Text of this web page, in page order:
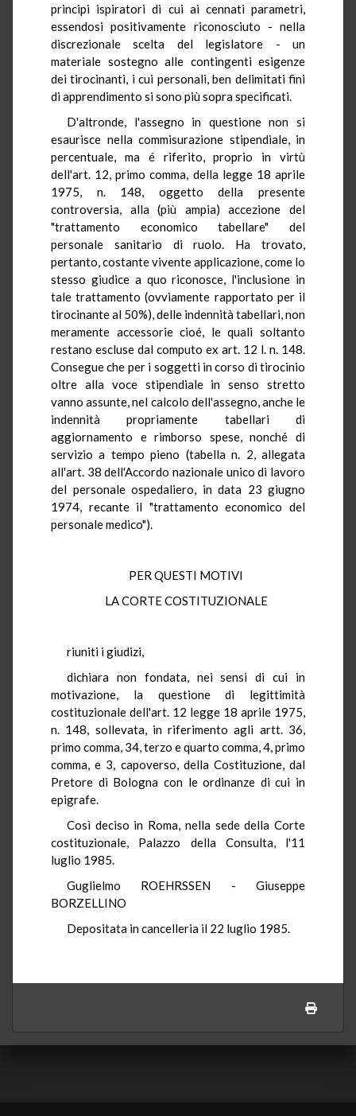
principi ispiratori di cui ai cennati parametri,
essendosi positivamente riconosciuto - nella
discrezionale scelta del legislatore - un
materiale sostegno alle contingenti esigenze
dei tirocinanti, i cui personali, ben delimitati fini
di apprendimento si sono più sopra specificati.
D'altronde, l'assegno in questione non si
esaurisce nella commisurazione stipendiale, in
percentuale, ma é riferito, proprio in virtù
dell'art. 12, primo comma, della legge 18 aprile
1975, n. 148, oggetto della presente
controversia, alla (più ampia) accezione del
"trattamento economico tabellare" del
personale sanitario di ruolo. Ha trovato,
pertanto, costante vivente applicazione, come lo
stesso giudice a quo riconosce, l'inclusione in
tale trattamento (ovviamente rapportato per il
tirocinante al 50%), delle indennità tabellari, non
meramente accessorie cioé, le quali soltanto
restano escluse dal computo ex art. 12 l. n. 148.
Consegue che per i soggetti in corso di tirocinio
oltre alla voce stipendiale in senso stretto
vanno assunte, nel calcolo dell'assegno, anche le
indennità propriamente tabellari di
aggiornamento e rimborso spese, nonché di
servizio a tempo pieno (tabella n. 2, allegata
all'art. 38 dell'Accordo nazionale unico di lavoro
del personale ospedaliero, in data 23 giugno
1974, recante il "trattamento economico del
personale medico").
PER QUESTI MOTIVI
LA CORTE COSTITUZIONALE
riuniti i giudizi,
dichiara non fondata, nei sensi di cui in
motivazione, la questione di legittimità
costituzionale dell'art. 12 legge 18 aprile 1975,
n. 148, sollevata, in riferimento agli artt. 36,
primo comma, 34, terzo e quarto comma, 4, primo
comma, e 3, capoverso, della Costituzione, dal
Pretore di Bologna con le ordinanze di cui in
epigrafe.
Così deciso in Roma, nella sede della Corte
costituzionale, Palazzo della Consulta, l'11
luglio 1985.
Guglielmo ROEHRSSEN - Giuseppe
BORZELLINO
Depositata in cancelleria il 22 luglio 1985.